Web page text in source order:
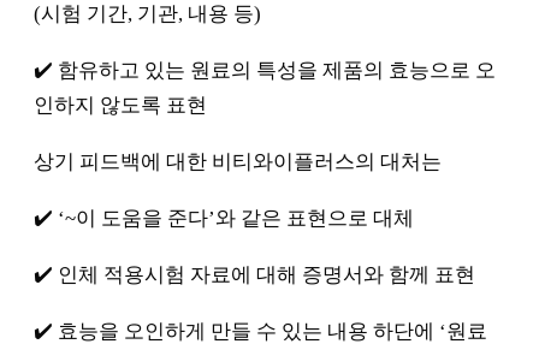
(시험 기간, 기관, 내용 등)
✔️ 함유하고 있는 원료의 특성을 제품의 효능으로 오
인하지 않도록 표현
상기 피드백에 대한 비티와이플러스의 대처는
✔️ ‘~이 도움을 준다’와 같은 표현으로 대체
✔️ 인체 적용시험 자료에 대해 증명서와 함께 표현
✔️ 효능을 오인하게 만들 수 있는 내용 하단에 ‘원료